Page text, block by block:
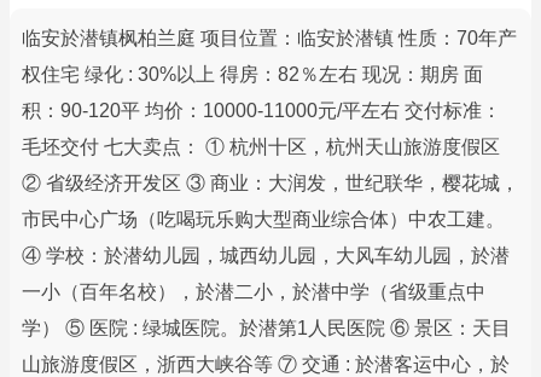
临安於潜镇枫柏兰庭 项目位置：临安於潜镇 性质：70年产
权住宅 绿化 : 30%以上 得房：82％左右 现况：期房 面
积：90-120平 均价：10000-11000元/平左右 交付标准：
毛坯交付 七大卖点： ① 杭州十区，杭州天山旅游度假区
② 省级经济开发区 ③ 商业：大润发，世纪联华，樱花城，
市民中心广场（吃喝玩乐购大型商业综合体）中农工建。
④ 学校：於潜幼儿园，城西幼儿园，大风车幼儿园，於潜
一小（百年名校），於潜二小，於潜中学（省级重点中
学） ⑤ 医院 : 绿城医院。於潜第1人民医院 ⑥ 景区：天目
山旅游度假区，浙西大峡谷等 ⑦ 交通 : 於潜客运中心，於